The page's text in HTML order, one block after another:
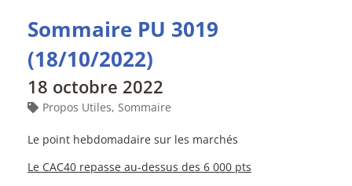
Sommaire PU 3019
(18/10/2022)
18 octobre 2022
Propos Utiles, Sommaire
Le point hebdomadaire sur les marchés
Le CAC40 repasse au-dessus des 6 000 pts